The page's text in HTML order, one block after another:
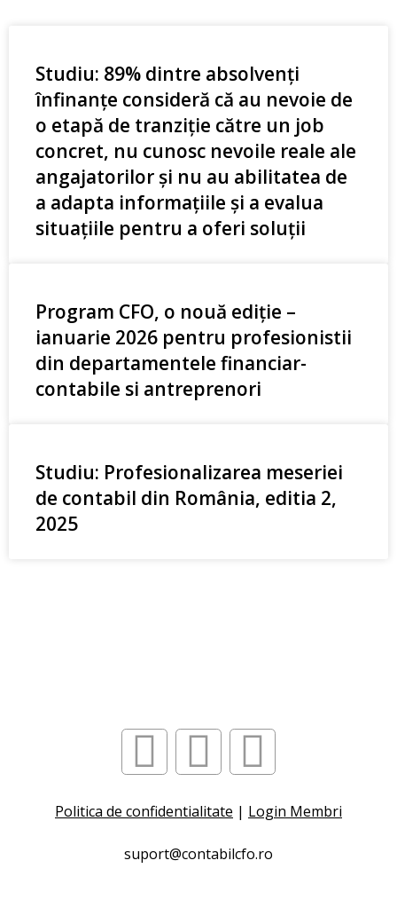
Studiu: 89% dintre absolvenți
înfinanțe consideră că au nevoie de
o etapă de tranziție către un job
concret, nu cunosc nevoile reale ale
angajatorilor și nu au abilitatea de
a adapta informațiile și a evalua
situațiile pentru a oferi soluții
Program CFO, o nouă ediţie –
ianuarie 2026 pentru profesionistii
din departamentele financiar-
contabile si antreprenori
Studiu: Profesionalizarea meseriei
de contabil din România, editia 2,
2025
Politica de confidentialitate | Login Membri
suport@contabilcfo.ro